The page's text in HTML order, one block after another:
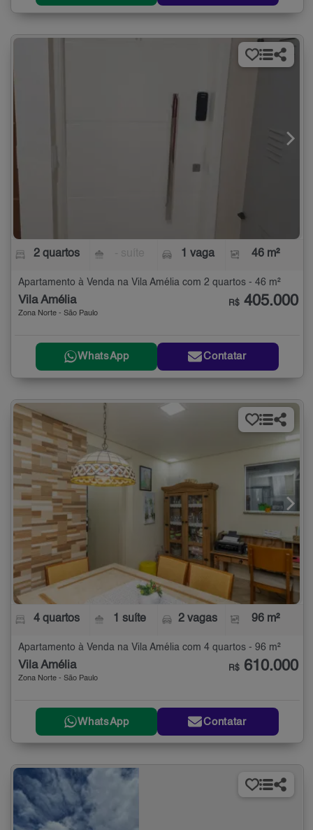
2 quartos 1 vaga 46 m²
Apartamento à Venda na Vila Amélia com 2 quartos - 46 m²
Vila Amélia
Zona Norte - São Paulo
R$ 405.000
WhatsApp Contatar
4 quartos 1 suíte 2 vagas 96 m²
Apartamento à Venda na Vila Amélia com 4 quartos - 96 m²
Vila Amélia
Zona Norte - São Paulo
R$ 610.000
WhatsApp Contatar